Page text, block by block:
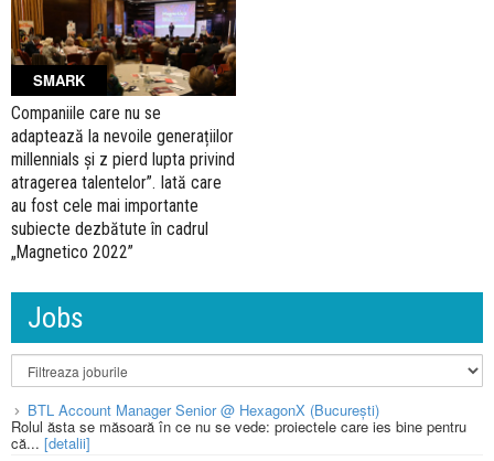
SMARK
Companiile care nu se
adaptează la nevoile generațiilor
millennials și z pierd lupta privind
atragerea talentelor”. Iată care
au fost cele mai importante
subiecte dezbătute în cadrul
„Magnetico 2022”
Jobs
BTL Account Manager Senior @ HexagonX (București)
Rolul ăsta se măsoară în ce nu se vede: proiectele care ies bine pentru
că... [detalii]